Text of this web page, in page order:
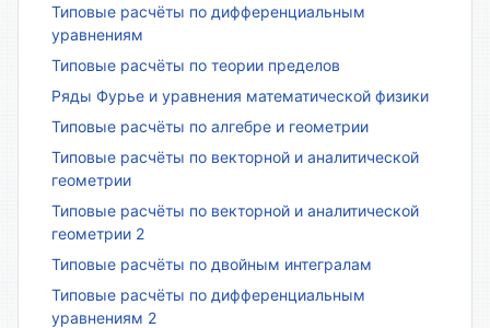
Типовые расчёты по дифференциальным
уравнениям
Типовые расчёты по теории пределов
Ряды Фурье и уравнения математической физики
Типовые расчёты по алгебре и геометрии
Типовые расчёты по векторной и аналитической
геометрии
Типовые расчёты по векторной и аналитической
геометрии 2
Типовые расчёты по двойным интегралам
Типовые расчёты по дифференциальным
уравнениям 2